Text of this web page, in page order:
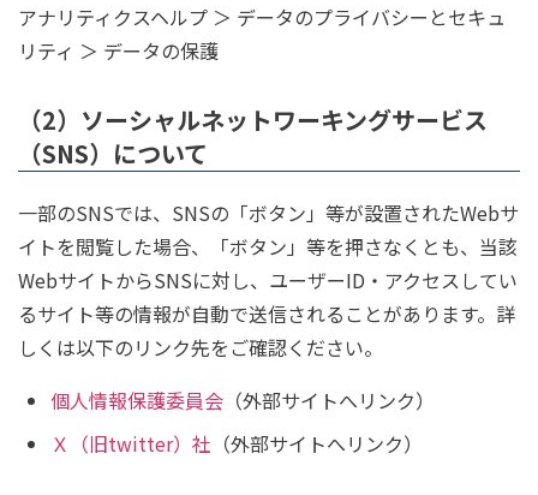
アナリティクスヘルプ ＞ データのプライバシーとセキュ
リティ ＞ データの保護
（2）ソーシャルネットワーキングサービス
（SNS）について
一部のSNSでは、SNSの「ボタン」等が設置されたWebサ
イトを閲覧した場合、「ボタン」等を押さなくとも、当該
WebサイトからSNSに対し、ユーザーID・アクセスしてい
るサイト等の情報が自動で送信されることがあります。詳
しくは以下のリンク先をご確認ください。
個人情報保護委員会 （外部サイトへリンク）
Ｘ（旧twitter）社 （外部サイトへリンク）